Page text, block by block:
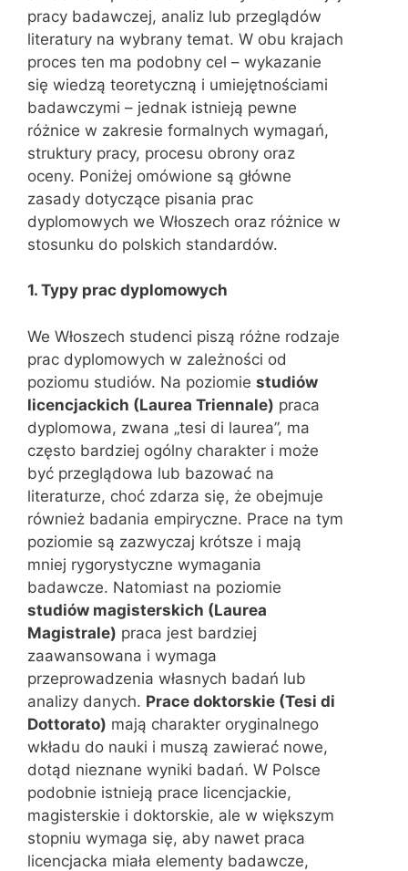
pracy badawczej, analiz lub przeglądów
literatury na wybrany temat. W obu krajach
proces ten ma podobny cel – wykazanie
się wiedzą teoretyczną i umiejętnościami
badawczymi – jednak istnieją pewne
różnice w zakresie formalnych wymagań,
struktury pracy, procesu obrony oraz
oceny. Poniżej omówione są główne
zasady dotyczące pisania prac
dyplomowych we Włoszech oraz różnice w
stosunku do polskich standardów.
1. Typy prac dyplomowych
We Włoszech studenci piszą różne rodzaje
prac dyplomowych w zależności od
poziomu studiów. Na poziomie studiów
licencjackich (Laurea Triennale) praca
dyplomowa, zwana „tesi di laurea”, ma
często bardziej ogólny charakter i może
być przeglądowa lub bazować na
literaturze, choć zdarza się, że obejmuje
również badania empiryczne. Prace na tym
poziomie są zazwyczaj krótsze i mają
mniej rygorystyczne wymagania
badawcze. Natomiast na poziomie
studiów magisterskich (Laurea
Magistrale) praca jest bardziej
zaawansowana i wymaga
przeprowadzenia własnych badań lub
analizy danych. Prace doktorskie (Tesi di
Dottorato) mają charakter oryginalnego
wkładu do nauki i muszą zawierać nowe,
dotąd nieznane wyniki badań. W Polsce
podobnie istnieją prace licencjackie,
magisterskie i doktorskie, ale w większym
stopniu wymaga się, aby nawet praca
licencjacka miała elementy badawcze,